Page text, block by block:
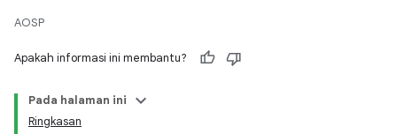
AOSP
Apakah informasi ini membantu?
Pada halaman ini
Ringkasan